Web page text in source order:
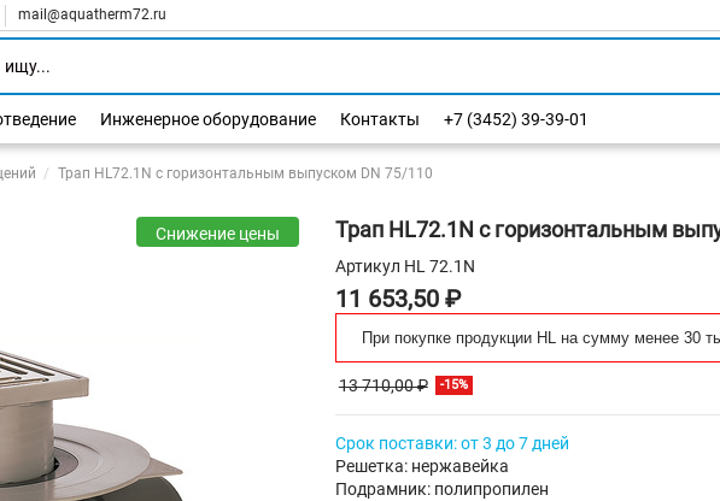
mail@aquatherm72.ru
Инженерное оборудование Контакты +7 (3452) 39-39-01
Трап HL72.1N с горизонтальным выпуском DN 75/110
Снижение цены Трап HL72.1N с горизонтальным
Артикул HL 72.1N
11 653,50 ₽
При покупке продукции HL на сумму менее 30
13 710,00 ₽ -15%
Срок поставки: от 3 до 7 дней
Решетка: нержавейка
Подрамник: полипропилен